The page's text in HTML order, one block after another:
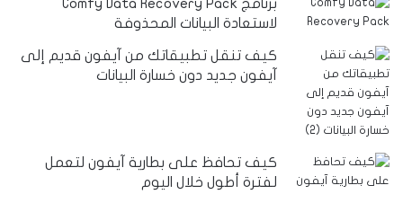
برنامج Comfy Data Recovery Pack
لاستعادة البيانات المحذوفة
كيف تنقل تطبيقاتك من آيفون قديم إلى
آيفون جديد دون خسارة البيانات
كيف تحافظ على بطارية آيفون لتعمل
لفترة أطول خلال اليوم